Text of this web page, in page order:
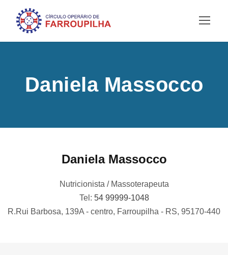
Daniela Massocco
Daniela Massocco
Nutricionista / Massoterapeuta
Tel: 54 99999-1048
R.Rui Barbosa, 139A - centro, Farroupilha - RS, 95170-440